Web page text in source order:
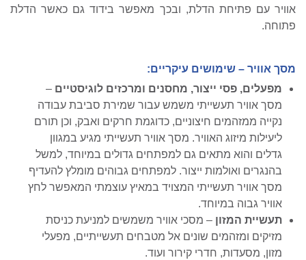
אוויר עם פתיחת הדלת, ובכך מאפשר בידוד גם כאשר הדלת
פתוחה.
מסך אוויר – שימושים עיקריים:
מפעלים, פסי ייצור, מחסנים ומרכזים לוגיסטיים –
מסך אוויר תעשייתי משמש עבור שמירת סביבת עבודה
נקייה ממזהמים חיצוניים, כדוגמת חרקים ואבק, וכן תורם
ליעילות מיזוג האוויר. מסך אוויר תעשייתי מגיע במגוון
גדלים והוא מתאים גם למפתחים גדולים במיוחד, למשל
בהנגרים ואולמות ייצור. למפתחים גבוהים מומלץ להעדיף
מסך אוויר תעשייתי המצויד במאיץ עוצמתי המאפשר לחץ
אוויר גבוה במיוחד.
תעשיית המזון – מסכי אוויר משמשים למניעת כניסת
מזיקים ומזהמים שונים אל מטבחים תעשייתיים, מפעלי
מזון, מסעדות, חדרי קירור ועוד.